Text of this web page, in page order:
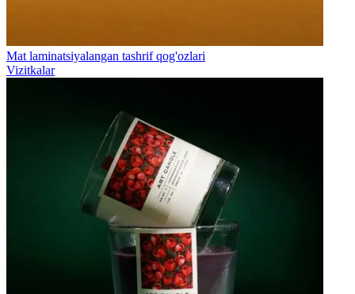
Mat laminatsiyalangan tashrif qog'ozlari
Vizitkalar